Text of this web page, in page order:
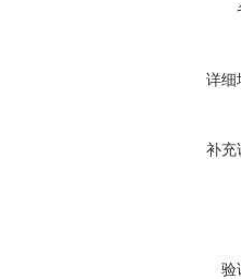
详细
补充
验